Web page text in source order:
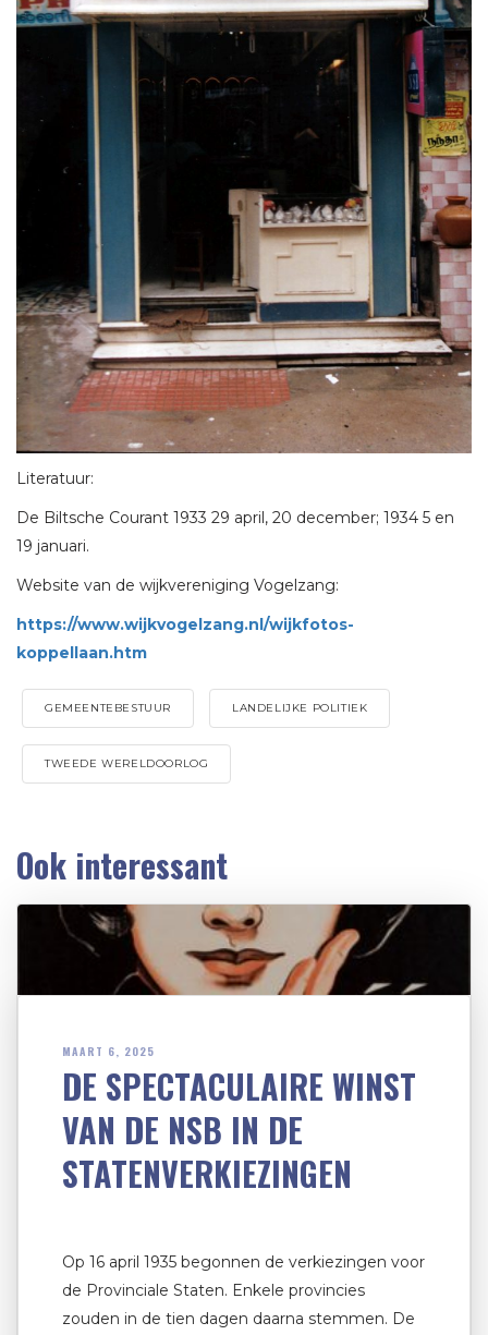
Literatuur:
De Biltsche Courant 1933 29 april, 20 december; 1934 5 en
19 januari.
Website van de wijkvereniging Vogelzang:
https://www.wijkvogelzang.nl/wijkfotos-
koppellaan.htm
GEMEENTEBESTUUR LANDELIJKE POLITIEK
TWEEDE WERELDOORLOG
Ook interessant
MAART 6, 2025
DE SPECTACULAIRE WINST
VAN DE NSB IN DE
STATENVERKIEZINGEN
Op 16 april 1935 begonnen de verkiezingen voor
de Provinciale Staten. Enkele provincies
zouden in de tien dagen daarna stemmen. De